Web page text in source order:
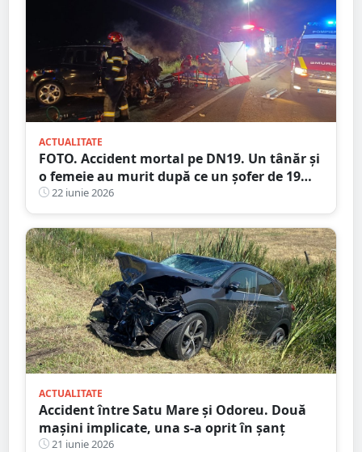
ACTUALITATE
FOTO. Accident mortal pe DN19. Un tânăr și
o femeie au murit după ce un șofer de 19
ani ar fi intrat pe contrasens
22 iunie 2026
ACTUALITATE
Accident între Satu Mare și Odoreu. Două
mașini implicate, una s-a oprit în șanț
21 iunie 2026